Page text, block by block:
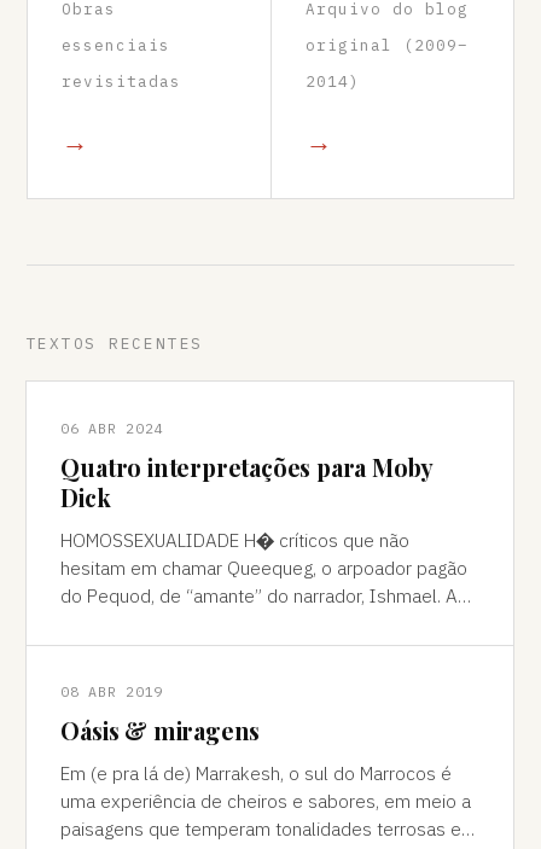
Obras
essenciais
revisitadas
→
Arquivo do blog
original (2009–
2014)
→
TEXTOS RECENTES
06 ABR 2024
Quatro interpretações para Moby
Dick
HOMOSSEXUALIDADE H� críticos que não
hesitam em chamar Queequeg, o arpoador pagão
do Pequod, de “amante” do narrador, Ishmael. A
compreens
08 ABR 2019
Oásis & miragens
Em (e pra lá de) Marrakesh, o sul do Marrocos é
uma experiência de cheiros e sabores, em meio a
paisagens que temperam tonalidades terrosas e